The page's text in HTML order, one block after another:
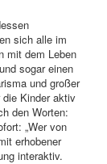
sich alle im
mit dem Leben
sogar einen
und großer
die Kinder aktiv
den Worten:
„Wer von
erhobener
interaktiv.